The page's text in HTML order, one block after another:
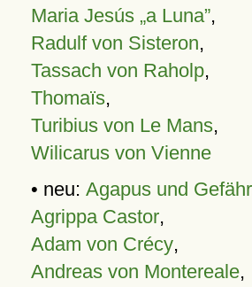
Maria Jesús „a Luna”,
Radulf von Sisteron,
Tassach von Raholp,
Thomaïs,
Turibius von Le Mans,
Wilicarus von Vienne
• neu: Agapus und
Agrippa Castor,
Adam von Crécy,
Andreas von Montereale,